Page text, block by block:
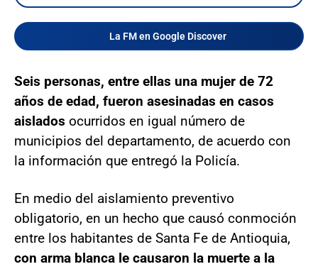
La FM en Google Discover
Seis personas, entre ellas una mujer de 72
años de edad, fueron asesinadas en casos
aislados ocurridos en igual número de
municipios del departamento, de acuerdo con
la información que entregó la Policía.
En medio del aislamiento preventivo
obligatorio, en un hecho que causó conmoción
entre los habitantes de Santa Fe de Antioquia,
con arma blanca le causaron la muerte a la